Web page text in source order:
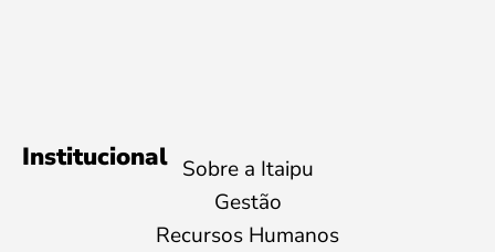
Institucional Sobre a Itaipu
Gestão
Recursos Humanos